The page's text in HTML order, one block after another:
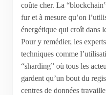
coûte cher. La
fur et à mesure qu’on
énergétique qui croît dans
Pour y remédier, les
techniques comme
“sharding” où tous les
gardent qu’un bout du
centres de données